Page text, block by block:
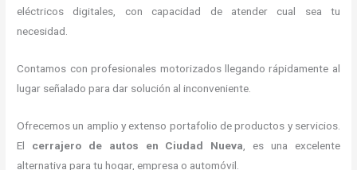
eléctricos digitales, con capacidad de atender cual sea tu
necesidad.
Contamos con profesionales motorizados llegando rápidamente al
lugar señalado para dar solución al inconveniente.
Ofrecemos un amplio y extenso portafolio de productos y servicios.
El cerrajero de autos en Ciudad Nueva , es una excelente
alternativa para tu hogar, empresa o automóvil.